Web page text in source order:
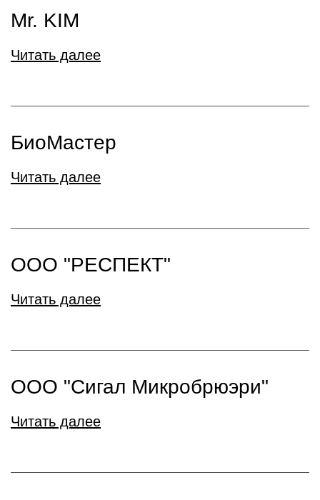
Mr. KIM
Читать далее
БиоМастер
Читать далее
ООО "РЕСПЕКТ"
Читать далее
ООО "Сигал Микробрюэри"
Читать далее